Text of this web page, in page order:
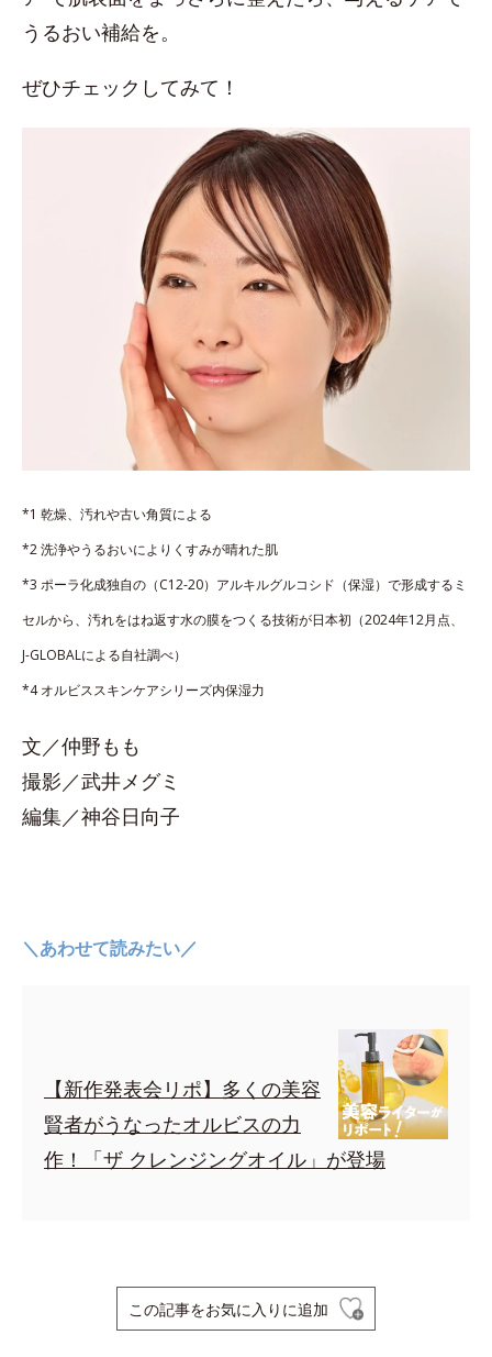
うるおい補給を。
ぜひチェックしてみて！
*1 乾燥、汚れや古い角質による
*2 洗浄やうるおいによりくすみが晴れた肌
*3 ポーラ化成独自の（C12-20）アルキルグルコシド（保湿）で形成するミ
セルから、汚れをはね返す水の膜をつくる技術が日本初（2024年12月点、
J-GLOBALによる自社調べ）
*4 オルビススキンケアシリーズ内保湿力
文／仲野もも
撮影／武井メグミ
編集／神谷日向子
＼あわせて読みたい／
【新作発表会リポ】多くの美容
賢者がうなったオルビスの力
作！「ザ クレンジングオイル」が登場
この記事をお気に入りに追加